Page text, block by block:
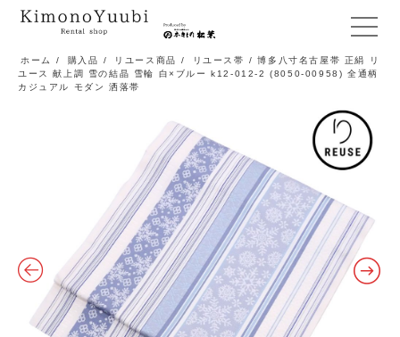
メ
ニ
ュ
開
閉
ホーム / 購入品 / リユース商品 / リユース帯
/ 博多八寸名古屋帯 正絹 リ
ユース 献上調 雪の結晶 雪輪 白×ブルー k12-012-2 (8050-00958) 全通柄
カジュアル モダン 洒落帯